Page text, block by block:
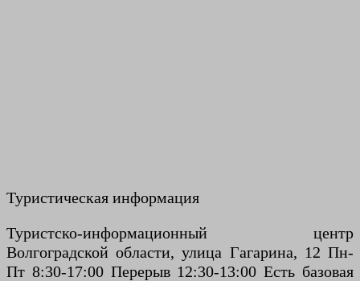
Туристическая информация
Туристско-информационный центр
Волгоградской области, улица Гагарина, 12 Пн-
Пт 8:30-17:00 Перерыв 12:30-13:00 Есть базовая